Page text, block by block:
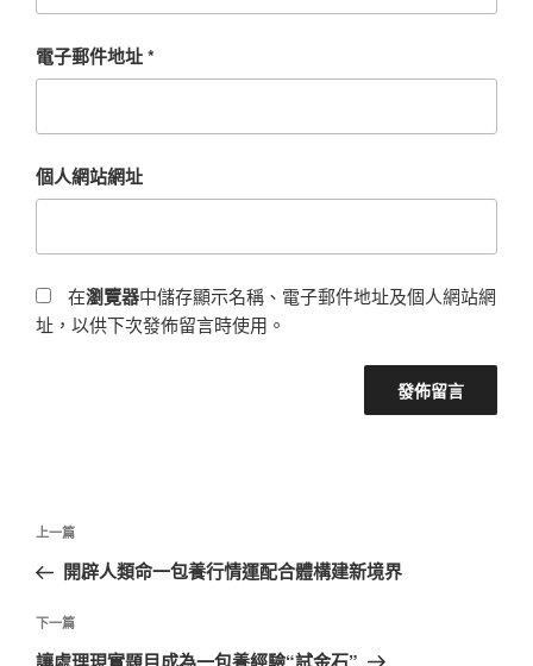
電子郵件地址*
個人網站網址
在瀏覽器中儲存顯示名稱、電子郵件地址及個人網站網
址，以供下次發佈留言時使用。
文
導
覽
上
一
文
章
上一篇
開辟人類命一包養行情運配合體構建新境界
下
一
下一篇